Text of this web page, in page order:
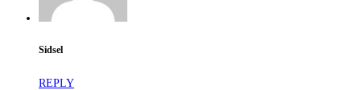
Sidsel
REPLY